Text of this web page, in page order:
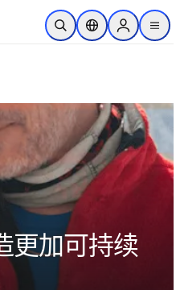
跳转到主内容
开放搜索位置选择器Sign in to
menu
更加可持续